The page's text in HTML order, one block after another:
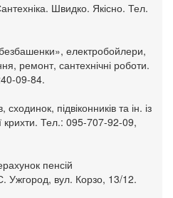
Швидко. Якісно. Тел.
електробойлери,
ремонт, сантехнічні роботи.
09-84.
підвіконників та ін. із
крихти. Тел.: 095-707-92-09,
пенсій
Ужгород, вул. Корзо, 13/12.